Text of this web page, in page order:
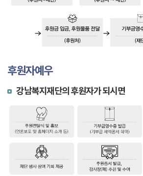
후원자예우
강남복지재단의 후원자가 되시면